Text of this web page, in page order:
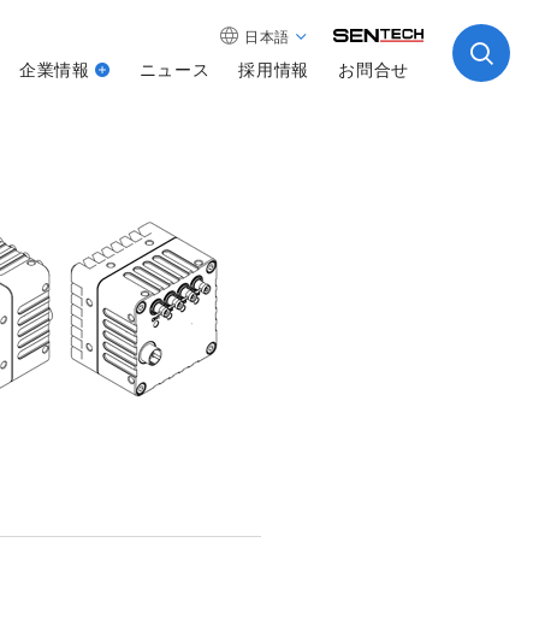
日本語
企業情報 ニュース 採用情報 お問合せ